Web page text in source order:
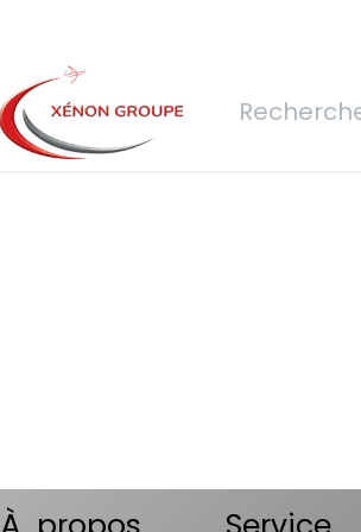
Demande de devis Connexion